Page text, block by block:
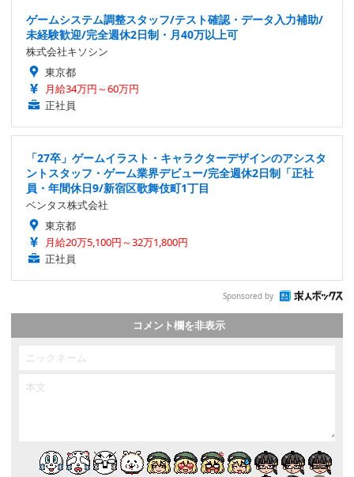
ゲームシステム調整スタッフ/テスト確認・データ入力補助/
未経験歓迎/完全週休2日制・月40万以上可
株式会社キソシン
東京都
月給34万円～60万円
正社員
「27卒」ゲームイラスト・キャラクターデザインのアシスタ
ントスタッフ・ゲーム業界デビュー/完全週休2日制「正社
員・年間休日9/新宿区歌舞伎町1丁目
ベンタス株式会社
東京都
月給20万5,100円～32万1,800円
正社員
Sponsored by
コメント欄を非表示